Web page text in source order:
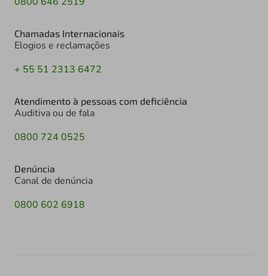
Chamadas Internacionais
Elogios e reclamações
+ 55 51 2313 6472
Atendimento à pessoas com deficiência
Auditiva ou de fala
0800 724 0525
Denúncia
Canal de denúncia
0800 602 6918